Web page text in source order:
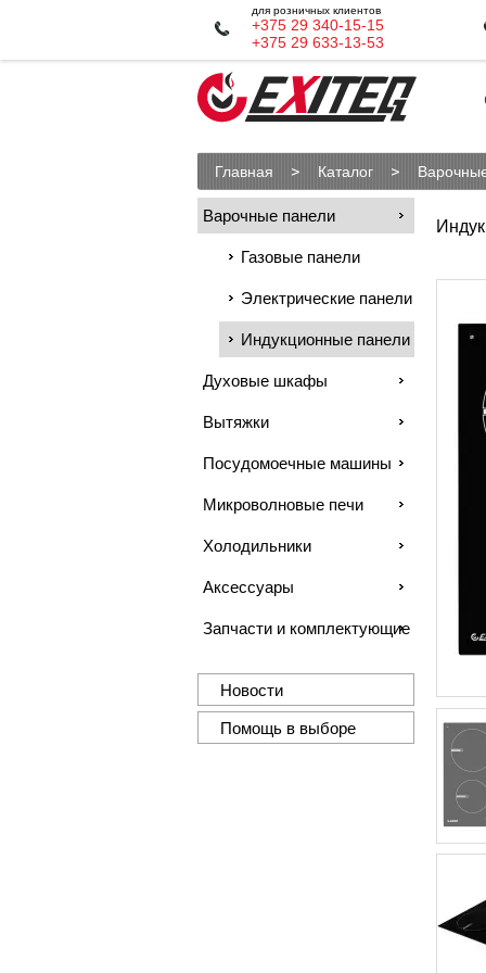
для розничных клиентов
+375 29 340-15-15
+375 29 633-13-53
Главная Каталог
Варочные панели
Газовые панели
Электрические панели
Индукционные панели
Духовые шкафы
Вытяжки
Посудомоечные машины
Микроволновые печи
Холодильники
Аксессуары
Запчасти и комплектующие
Новости
Помощь в выборе